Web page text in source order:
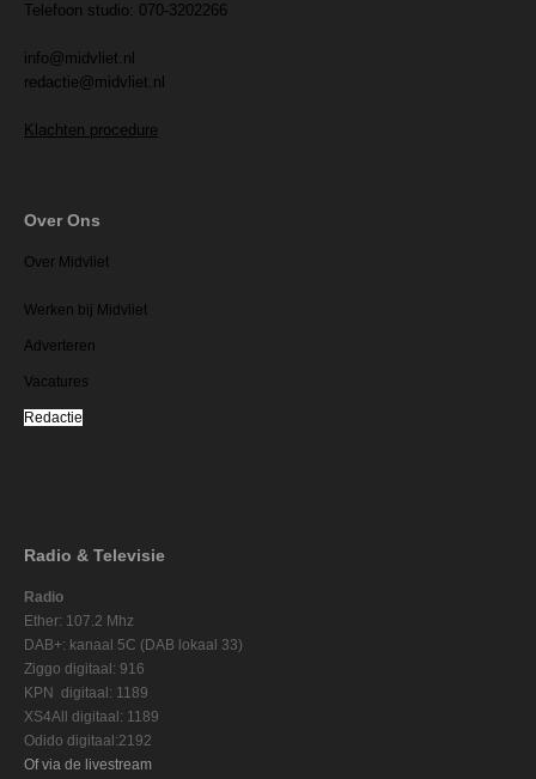
Telefoon studio: 070-3202266
info@midvliet.nl
redactie@midvliet.nl
Klachten procedure
Over Ons
Over Midvliet
Werken bij Midvliet
Adverteren
Vacatures
Redactie
Radio & Televisie
Radio
Ether: 107.2 Mhz
DAB+: kanaal 5C (DAB lokaal 33)
Ziggo digitaal: 916
KPN digitaal: 1189
XS4All digitaal: 1189
Odido digitaal:2192
Of via de livestream